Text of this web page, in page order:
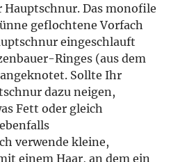
Das monofile
geflochtene Vorfach
eingeschlauft
Ringes (aus dem
Sollte Ihr
dazu neigen,
Fett oder gleich
verwende kleine,
einem Haar, an dem ein